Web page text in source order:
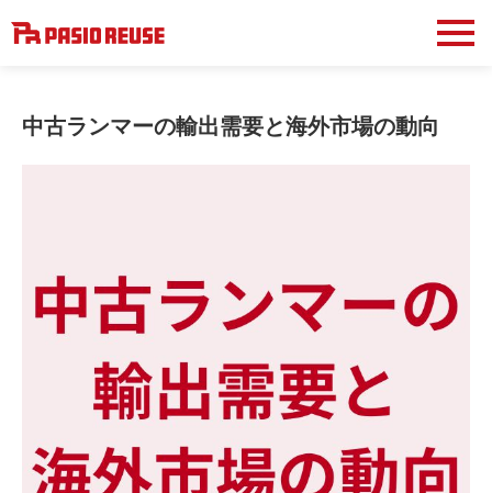
中古ランマーの輸出需要と海外市場の動向